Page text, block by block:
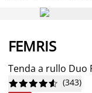
FEMRIS
Tenda a rullo Duo





 (343)